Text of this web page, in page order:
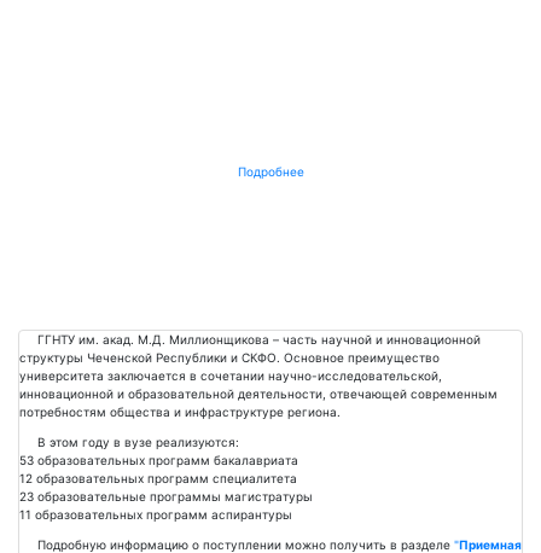
Подробнее
ГГНТУ им. акад. М.Д. Миллионщикова – часть научной и инновационной
структуры Чеченской Республики и СКФО. Основное преимущество
университета заключается в сочетании научно-исследовательской,
инновационной и образовательной деятельности, отвечающей современным
потребностям общества и инфраструктуре региона.
В этом году в вузе реализуются:
53 образовательных программ бакалавриата
12 образовательных программ специалитета
23 образовательные программы магистратуры
11 образовательных программ аспирантуры
Подробную информацию о поступлении можно получить в разделе "Приемная